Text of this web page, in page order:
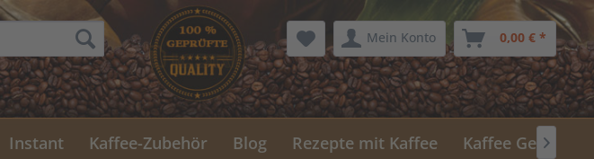
Mein Konto 0,00 € *
Instant Kaffee-Zubehör Blog Rezepte mit Kaffee Kaffee 